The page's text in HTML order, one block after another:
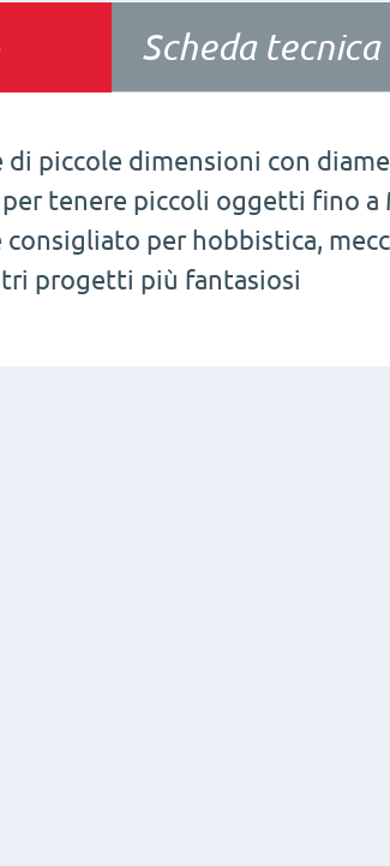
Scheda tecnica
piccole dimensioni con
per tenere piccoli oggetti fino a
consigliato per hobbistica,
progetti più fantasiosi